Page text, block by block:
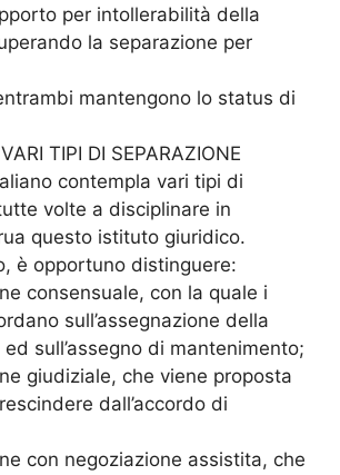
per intollerabilità della
la separazione per
mantengono lo status di
TIPI DI SEPARAZIONE
contempla vari tipi di
volte a disciplinare in
questo istituto giuridico.
è opportuno distinguere:
consensuale, con la quale i
sull’assegnazione della
sull’assegno di mantenimento;
giudiziale, che viene proposta
dall’accordo di
con negoziazione assistita, che